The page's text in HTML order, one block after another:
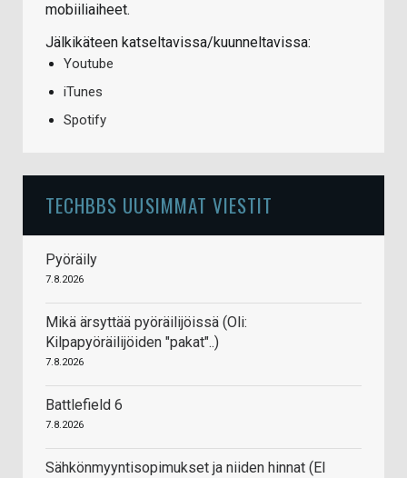
mobiiliaiheet.
Jälkikäteen katseltavissa/kuunneltavissa:
Youtube
iTunes
Spotify
TECHBBS UUSIMMAT VIESTIT
Pyöräily
7.8.2026
Mikä ärsyttää pyöräilijöissä (Oli:
Kilpapyöräilijöiden "pakat"..)
7.8.2026
Battlefield 6
7.8.2026
Sähkönmyyntisopimukset ja niiden hinnat (EI